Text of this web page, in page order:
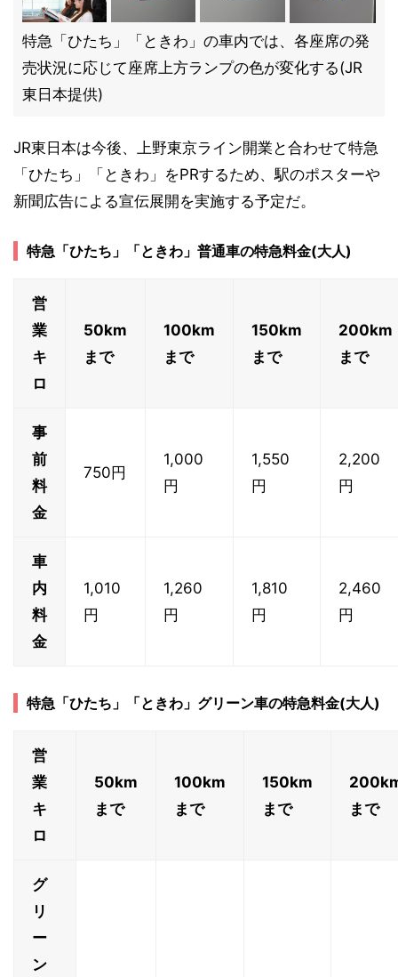
特急「ひたち」「ときわ」の車内では、各座席の発
売状況に応じて座席上方ランプの色が変化する(JR
東日本提供)
JR東日本は今後、上野東京ライン開業と合わせて特急
「ひたち」「ときわ」をPRするため、駅のポスターや
新聞広告による宣伝展開を実施する予定だ。
特急「ひたち」「ときわ」普通車の特急料金(大人)
営
業
キ
ロ
50km
まで
100km
まで
150km
まで
200km
まで
事
前
料
金
750円
1,000
円
1,550
円
2,200
円
車
内
料
金
1,010
円
1,260
円
1,810
円
2,460
円
特急「ひたち」「ときわ」グリーン車の特急料金(大人)
営
業
キ
ロ
50km
まで
100km
まで
150km
まで
まで
グ
リ
ー
ン